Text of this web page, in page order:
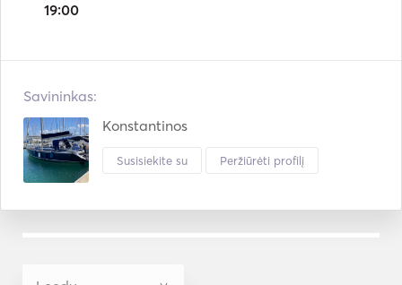
19:00
Savininkas:
Konstantinos
Susisiekite su Peržiūrėti profilį